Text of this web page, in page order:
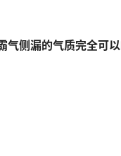
侧漏的气质完全可以